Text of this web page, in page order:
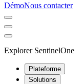
DémoNous contacter
Explorer SentinelOne
Plateforme
Solutions